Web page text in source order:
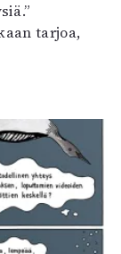
tarjoa,